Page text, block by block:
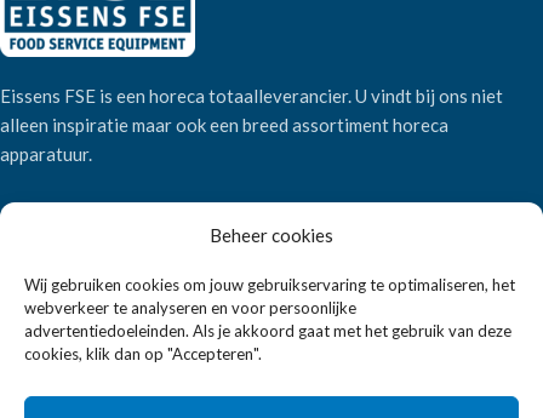
Beheer cookies
Wij gebruiken cookies om jouw gebruikservaring te optimaliseren, het
webverkeer te analyseren en voor persoonlijke
advertentiedoeleinden. Als je akkoord gaat met het gebruik van deze
cookies, klik dan op "Accepteren".
Eissens FSE is een horeca totaalleverancier. U vindt bij ons niet
alleen inspiratie maar ook een breed assortiment horeca
apparatuur.
Wandelweg 198, 1521 AM Wormerveer
E-mail:verkoop@eissensfse.nl
KLANTENSERVICE